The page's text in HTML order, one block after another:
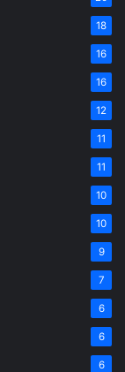
18
16
16
12
11
11
10
10
9
7
6
6
6